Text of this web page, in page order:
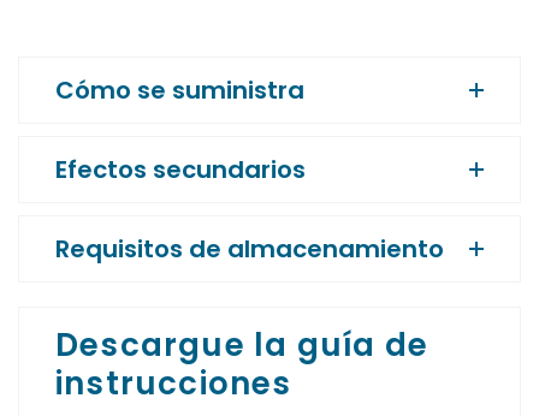
Cómo se suministra
Efectos secundarios
Requisitos de almacenamiento
Descargue la guía de
instrucciones